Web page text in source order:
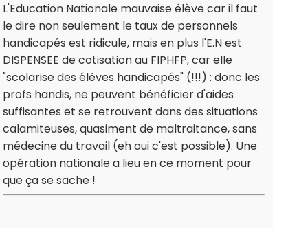
L'Education Nationale mauvaise élève car il faut
le dire non seulement le taux de personnels
handicapés est ridicule, mais en plus l'E.N est
DISPENSEE de cotisation au FIPHFP, car elle
"scolarise des élèves handicapés" (!!!) : donc les
profs handis, ne peuvent bénéficier d'aides
suffisantes et se retrouvent dans des situations
calamiteuses, quasiment de maltraitance, sans
médecine du travail (eh oui c'est possible). Une
opération nationale a lieu en ce moment pour
que ça se sache !